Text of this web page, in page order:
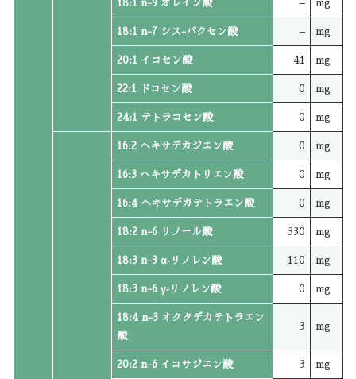
18:1 n-9 オレイン酸 – mg
18:1 n-7 シス-バクセン酸 – mg
20:1 イコセン酸 41 mg
22:1 ドコセン酸 0 mg
24:1 テトラコセン酸 0 mg
16:2 ヘキサデカジエン酸 0 mg
16:3 ヘキサデカトリエン酸 0 mg
16:4 ヘキサデカテトラエン酸 0 mg
18:2 n-6 リノール酸 330 mg
18:3 n-3 α‐リノレン酸 110 mg
18:3 n-6 γ‐リノレン酸 0 mg
18:4 n-3 オクタデカテトラエン
酸
3 mg
20:2 n-6 イコサジエン酸 3 mg